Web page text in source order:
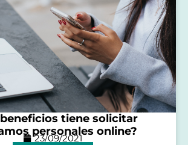
beneficios tiene solicitar
personales online?
23/09/2021